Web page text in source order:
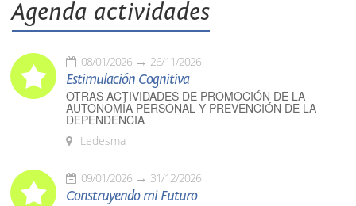
Agenda actividades
08/01/2026 26/11/2026
Estimulación Cognitiva
OTRAS ACTIVIDADES DE PROMOCIÓN DE LA
AUTONOMÍA PERSONAL Y PREVENCIÓN DE LA
DEPENDENCIA
Ledesma
09/01/2026 31/12/2026
Construyendo mi Futuro